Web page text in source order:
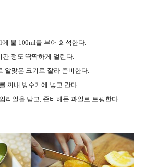
물 100ml를 부어 희석한다.
정도 딱딱하게 얼린다.
알맞은 크기로 잘라 준비한다.
꺼내 빙수기에 넣고 간다.
리얼을 담고, 준비해둔 과일로 토핑한다.